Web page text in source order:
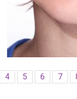
4 5 6 7